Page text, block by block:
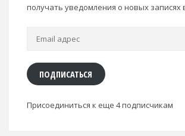
получать уведомления о новых записях
Email
ПОДПИСАТЬСЯ
Присоединиться к еще 4 подписчикам